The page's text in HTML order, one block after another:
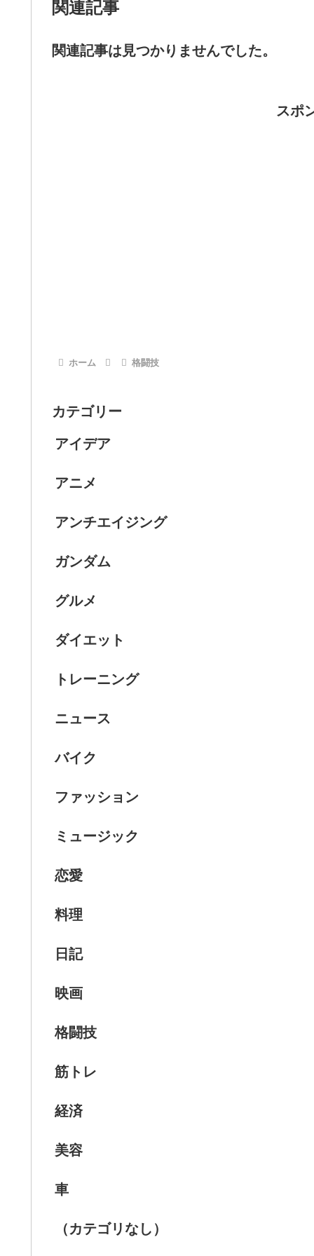
関連記事
関連記事は見つかりませんでした。
スポ
ホーム 格闘技
カテゴリー
アイデア
アニメ
アンチエイジング
ガンダム
グルメ
ダイエット
トレーニング
ニュース
バイク
ファッション
ミュージック
恋愛
料理
日記
映画
格闘技
筋トレ
経済
美容
車
（カテゴリなし）